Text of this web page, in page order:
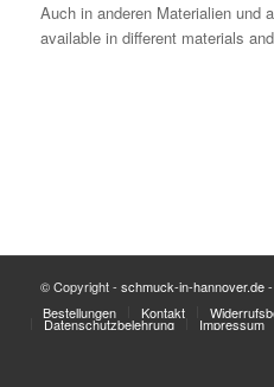
Auch in anderen Materialien und
available in different materials
© Copyright - schmuck-in-hannover.de-
Bestellungen
Kontakt
Datenschutzbelehrung Impressum